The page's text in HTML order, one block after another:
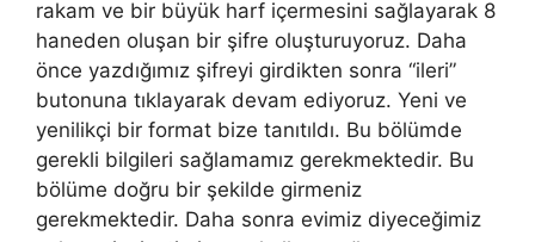
rakam ve bir büyük harf içermesini sağlayarak 8
haneden oluşan bir şifre oluşturuyoruz. Daha
önce yazdığımız şifreyi girdikten sonra “ileri”
butonuna tıklayarak devam ediyoruz. Yeni ve
yenilikçi bir format bize tanıtıldı. Bu bölümde
gerekli bilgileri sağlamamız gerekmektedir. Bu
bölüme doğru bir şekilde girmeniz
gerekmektedir. Daha sonra evimiz diyeceğimiz